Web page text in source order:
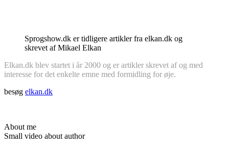
Sprogshow.dk er tidligere artikler fra elkan.dk og
skrevet af Mikael Elkan
Elkan.dk blev startet i år 2000 og er artikler skrevet af og med
interesse for det enkelte emne med formidling for øje.
besøg elkan.dk
About me
Small video about author